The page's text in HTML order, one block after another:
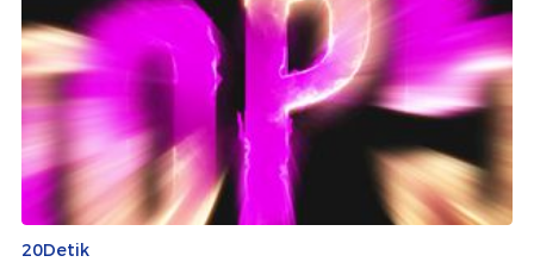
Promoted
Terakhir yang dicari
20Detik